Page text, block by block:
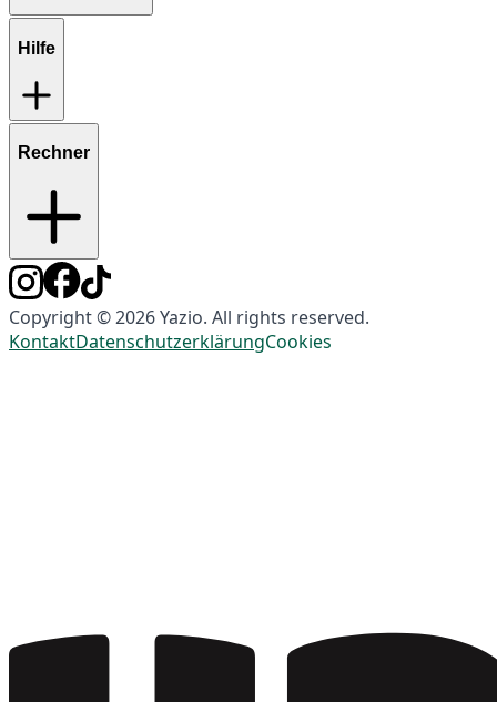
Hilfe
Rechner
Copyright © 2026 Yazio. All rights reserved.
KontaktDatenschutzerklärungCookies